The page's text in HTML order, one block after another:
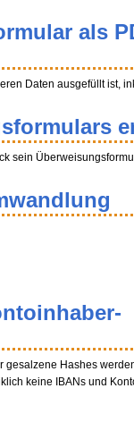
als
Daten ausgefüllt ist,
sein
gesalzene Hashes
keine IBANs und